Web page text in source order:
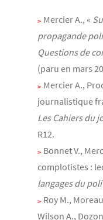
Mercier A., «
propagande
Questions de
(paru en mars
Mercier A.,
journalistique
Les Cahiers du
R12.
Bonnet V.,
complotistes :
langages du
Roy M.,
Wilson A.,